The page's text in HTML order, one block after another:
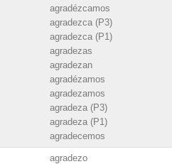
agradézcamos
agradezca (P3)
agradezca (P1)
agradezas
agradezan
agradézamos
agradezamos
agradeza (P3)
agradeza (P1)
agradecemos
agradezo